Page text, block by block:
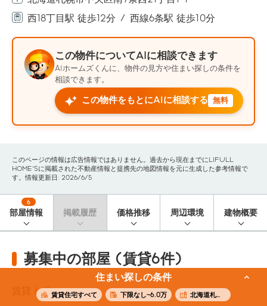
住まい探しの条件
賃貸住宅すべて 下限なし~6.0万 北海道札幌市中央区
西18丁目駅 徒歩12分
西線6条駅 徒歩10分
この物件についてAIに相談できます
AIホームズくんに、物件の見方や住まい探しの条件を
相談できます。
この物件をもとにAIに相談する 無料
このページの情報は広告情報ではありません。過去から現在までにLIFULL
HOME'Sに掲載された不動産情報と提携先の地図情報を元に生成した参考情報で
す。情報更新日: 2026/6/5
部屋情報
6
掲載履歴 価格推移 周辺環境 建物概要
募集中の部屋 (賃貸6件)
6 件